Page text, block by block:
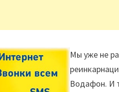
Мы уже не
Водафон. И